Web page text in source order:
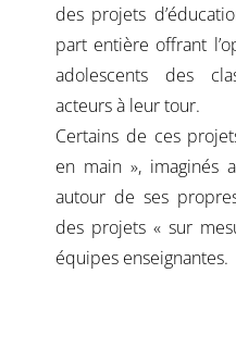
des projets
part entière offrant
adolescents des
acteurs à leur tour.
Certains de ces
en main », imaginés
autour de ses
des projets « sur
équipes enseignantes.